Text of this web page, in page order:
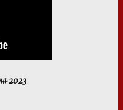
2023